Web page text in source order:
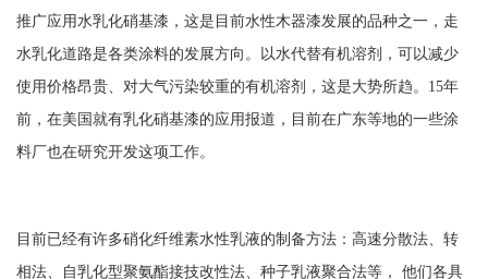
推广应用水乳化硝基漆，这是目前水性木器漆发展的品种之一，走
水乳化道路是各类涂料的发展方向。以水代替有机溶剂，可以减少
使用价格昂贵、对大气污染较重的有机溶剂，这是大势所趋。 15年
前，在美国就有乳化硝基漆的应用报道，目前在广东等地的一些涂
料厂也在研究开发这项工作。
目前已经有许多硝化纤维素水性乳液的制备方法：高速分散法、转
相法、自乳化型聚氨酯接技改性法、种子乳液聚合法等，
他们各具